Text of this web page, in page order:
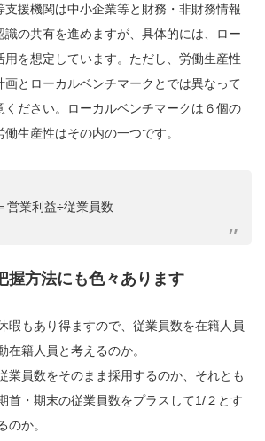
支援機関は中小企業等と財務・非財務情報
の共有を進めますが、具体的には、ロー
用を想定しています。ただし、労働生産性
とローカルベンチマークとでは異なって
ください。ローカルベンチマークは６個の
生産性はその内の一つです。
業利益÷従業員数
握方法にも色々あります
暇もあり得ますので、従業員数を在籍人員
在籍人員と考えるのか。
業員数をそのまま採用するのか、それとも
首・期末の従業員数をプラスして1/２とす
のか。